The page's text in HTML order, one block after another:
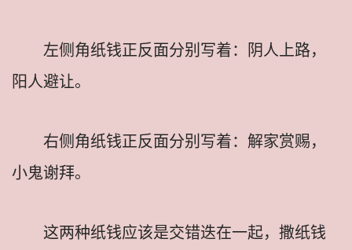
左侧角纸钱正反面分别写着：阴人上路，
阳人避让。
右侧角纸钱正反面分别写着：解家赏赐，
小鬼谢拜。
这两种纸钱应该是交错迭在一起，撒纸钱